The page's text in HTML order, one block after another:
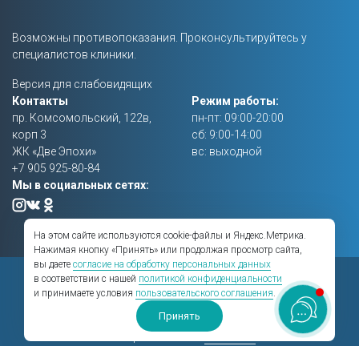
Возможны противопоказания. Проконсультируйтесь у
специалистов клиники.
Версия для слабовидящих
Контакты
пр. Комсомольский, 122в,
корп 3
ЖК «Две Эпохи»
+7 905 925-80-84
Мы в социальных сетях:
Режим работы:
пн-пт: 09:00-20:00
сб: 9:00-14:00
вс: выходной
Правовая информация
Создание сайта —BTB Digital
Сайт работает наHostCMS
На этом сайте используются cookie-файлы и Яндекс.Метрика.
Нажимая кнопку «Принять» или продолжая просмотр сайта,
вы даете согласие на обработку персональных данных
в соответствии с нашей политикой конфиденциальности
и принимаете условия пользовательского соглашения.
Принять